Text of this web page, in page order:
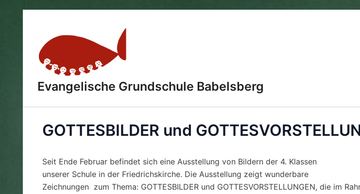
Evangelische Grundschule Babelsberg
GOTTESBILDER und
Seit Ende Februar befindet sich eine Ausstellung von Bildern der 4. Klassen
unserer Schule in der Friedrichskirche. Die Ausstellung zeigt wunderbare
Zeichnungen zum Thema: GOTTESBILDER und GOTTESVORSTELLUNGEN, die im